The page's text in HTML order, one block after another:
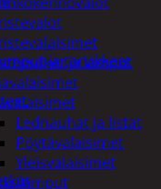
ja lamput
Lednauhat ja listat
Pöytävalaisimet
Yleisvalaisimet
ja tarvikkeet